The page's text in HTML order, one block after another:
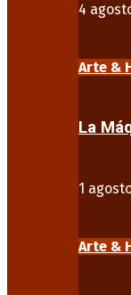
4
Arte &
La
1
Arte &